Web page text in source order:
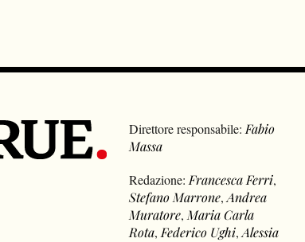
Direttore responsabile:Fabio
Massa
Redazione:Francesca Ferri,
Stefano Marrone,Andrea
Muratore,Maria Carla
Rota,Federico Ughi,Alessia